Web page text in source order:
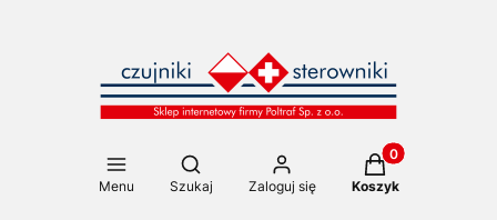
Menu
Otwórz wyszukiwarkę
Szukaj Zaloguj się
Produkty w
Koszyk